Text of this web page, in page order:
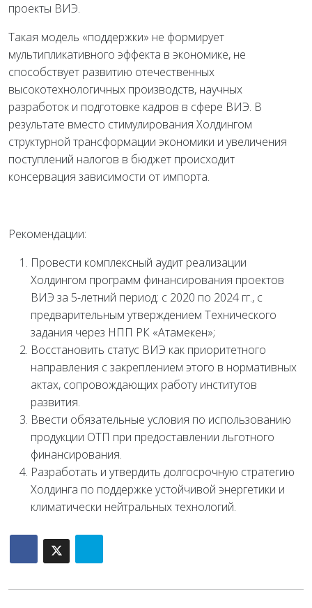
проекты ВИЭ.
Такая модель «поддержки» не формирует
мультипликативного эффекта в экономике, не
способствует развитию отечественных
высокотехнологичных производств, научных
разработок и подготовке кадров в сфере ВИЭ. В
результате вместо стимулирования Холдингом
структурной трансформации экономики и увеличения
поступлений налогов в бюджет происходит
консервация зависимости от импорта.
Рекомендации:
Провести комплексный аудит реализации
Холдингом программ финансирования проектов
ВИЭ за 5-летний период: с 2020 по 2024 гг., с
предварительным утверждением Технического
задания через НПП РК «Атамекен»;
Восстановить статус ВИЭ как приоритетного
направления с закреплением этого в нормативных
актах, сопровождающих работу институтов
развития.
Ввести обязательные условия по использованию
продукции ОТП при предоставлении льготного
финансирования.
Разработать и утвердить долгосрочную стратегию
Холдинга по поддержке устойчивой энергетики и
климатически нейтральных технологий.